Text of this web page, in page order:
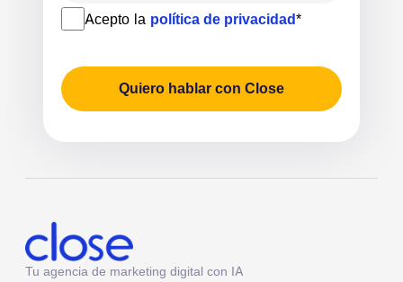
Acepto la política de privacidad*
Quiero hablar con Close
Tu agencia de marketing digital con IA